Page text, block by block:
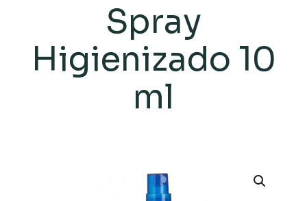
Spray
Higienizado 10
ml